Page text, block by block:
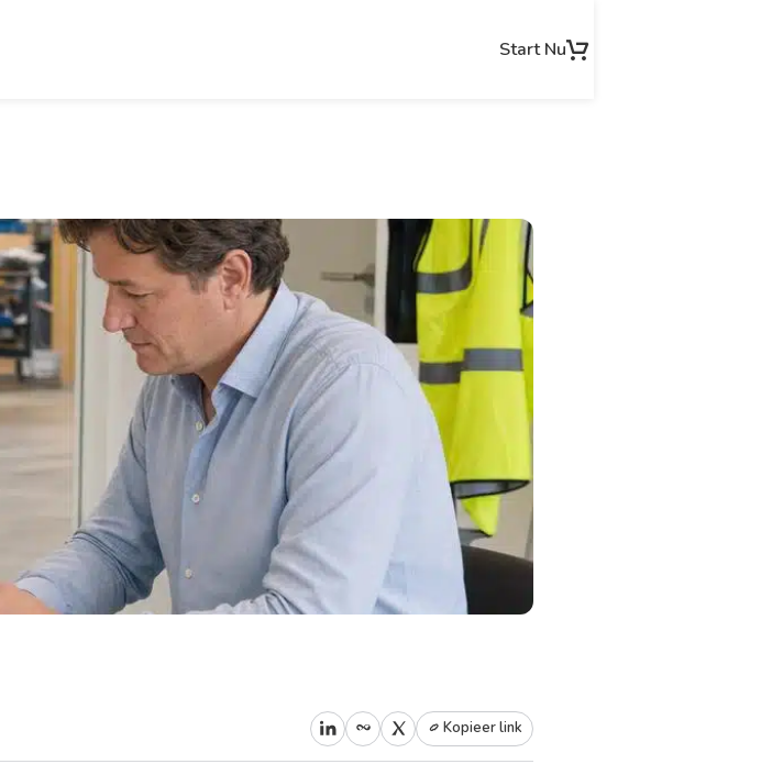
Start Nu
Kopieer link